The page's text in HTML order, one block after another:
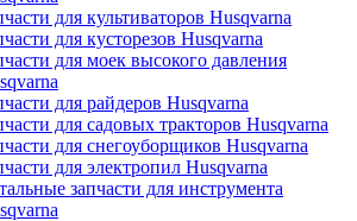
для культиваторов Husqvarna
для кусторезов Husqvarna
для моек высокого давления
для райдеров Husqvarna
для садовых тракторов Husqvarna
для снегоуборщиков Husqvarna
для электропил Husqvarna
запчасти для инструмента